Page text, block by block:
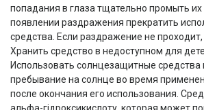
попадания в глаза тщательно промыть
появлении раздражения прекратить
средства. Если раздражение не проходит,
Хранить средство в недоступном для
Использовать солнцезащитные средства
пребывание на солнце во время
после окончания его использования.